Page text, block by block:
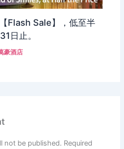
Flash Sale】，低至半
日止。
豪酒店
not be published. Required